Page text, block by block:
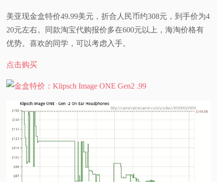
科
普
体
验
专
美亚现金盒特价49.99美元，折合人民币约308元，到手价为4
20元左右。同款淘宝代购报价多在600元以上，海淘价格有
优势。喜欢的同学，可以考虑入手。
点击购买